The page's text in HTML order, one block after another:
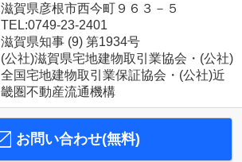
滋賀県彦根市西今町９６３－５
TEL:0749-23-2401
滋賀県知事 (9) 第1934号
(公社)滋賀県宅地建物取引業協会・(公社)
全国宅地建物取引業保証協会・(公社)近
畿圏不動産流通機構
お問い合わせ(無料)